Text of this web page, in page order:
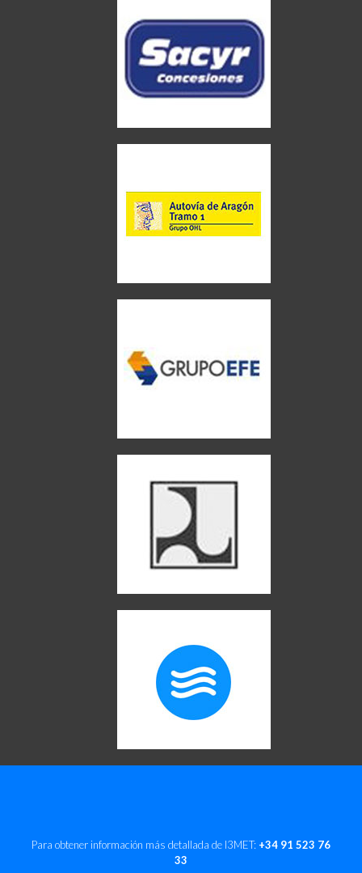
Para obtener información más detallada de I3MET: +34 91 523 76
33